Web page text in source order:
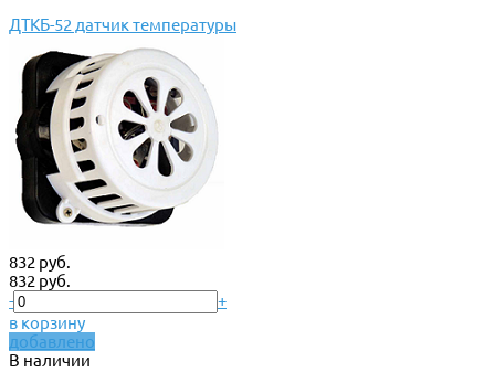
ДТКБ-52 датчик температуры
832 руб.
832 руб.
-
+
в корзину
добавлено
В наличии